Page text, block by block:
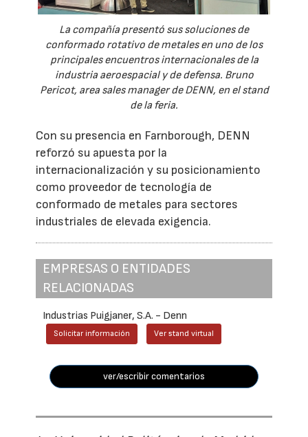
La compañía presentó sus soluciones de
conformado rotativo de metales en uno de los
principales encuentros internacionales de la
industria aeroespacial y de defensa. Bruno
Pericot, area sales manager de DENN, en el stand
de la feria.
Con su presencia en Farnborough, DENN
reforzó su apuesta por la
internacionalización y su posicionamiento
como proveedor de tecnología de
conformado de metales para sectores
industriales de elevada exigencia.
EMPRESAS O ENTIDADES
RELACIONADAS
Industrias Puigjaner, S.A. - Denn
Solicitar información Ver stand virtual
ver/escribir comentarios